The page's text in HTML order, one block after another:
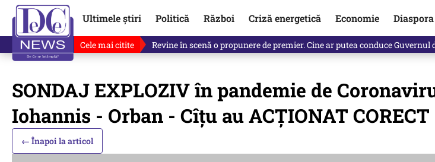
Ultimele știri Politică Război Criză energetică Economie
Cele mai citite Revine în scenă o propunere de premier. Cine ar putea conduce Guvernul
SONDAJ EXPLOZIV în pandemie de
Iohannis - Orban - Cîțu au ACȚIONAT CORECT
← Înapoi la articol